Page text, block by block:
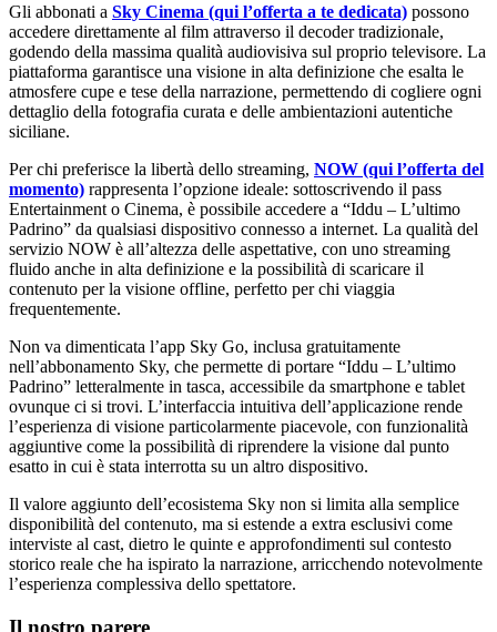
Gli abbonati a Sky Cinema (qui l’offerta a te dedicata) possono
accedere direttamente al film attraverso il decoder tradizionale,
godendo della massima qualità audiovisiva sul proprio televisore. La
piattaforma garantisce una visione in alta definizione che esalta le
atmosfere cupe e tese della narrazione, permettendo di cogliere ogni
dettaglio della fotografia curata e delle ambientazioni autentiche
siciliane.
Per chi preferisce la libertà dello streaming, NOW (qui l’offerta del
momento) rappresenta l’opzione ideale: sottoscrivendo il pass
Entertainment o Cinema, è possibile accedere a “Iddu – L’ultimo
Padrino” da qualsiasi dispositivo connesso a internet. La qualità del
servizio NOW è all’altezza delle aspettative, con uno streaming
fluido anche in alta definizione e la possibilità di scaricare il
contenuto per la visione offline, perfetto per chi viaggia
frequentemente.
Non va dimenticata l’app Sky Go, inclusa gratuitamente
nell’abbonamento Sky, che permette di portare “Iddu – L’ultimo
Padrino” letteralmente in tasca, accessibile da smartphone e tablet
ovunque ci si trovi. L’interfaccia intuitiva dell’applicazione rende
l’esperienza di visione particolarmente piacevole, con funzionalità
aggiuntive come la possibilità di riprendere la visione dal punto
esatto in cui è stata interrotta su un altro dispositivo.
Il valore aggiunto dell’ecosistema Sky non si limita alla semplice
disponibilità del contenuto, ma si estende a extra esclusivi come
interviste al cast, dietro le quinte e approfondimenti sul contesto
storico reale che ha ispirato la narrazione, arricchendo notevolmente
l’esperienza complessiva dello spettatore.
Il nostro parere